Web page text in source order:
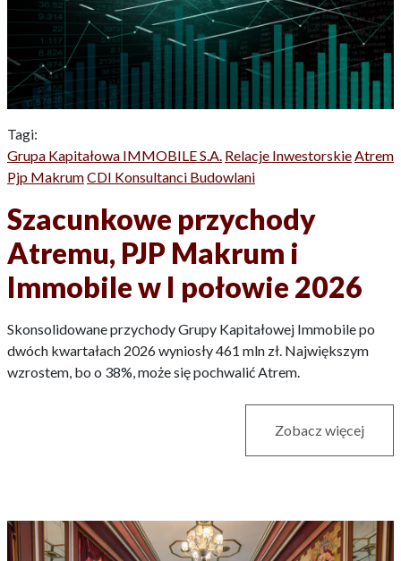
Tagi:
Grupa Kapitałowa IMMOBILE S.A. Relacje InwestorskieAtrem
Pjp MakrumCDI Konsultanci Budowlani
Szacunkowe przychody
Atremu, PJP Makrum i
Immobile w I połowie 2026
Skonsolidowane przychody Grupy Kapitałowej Immobile po
dwóch kwartałach 2026 wyniosły 461 mln zł. Największym
wzrostem, bo o 38%, może się pochwalić Atrem.
Zobacz więcej